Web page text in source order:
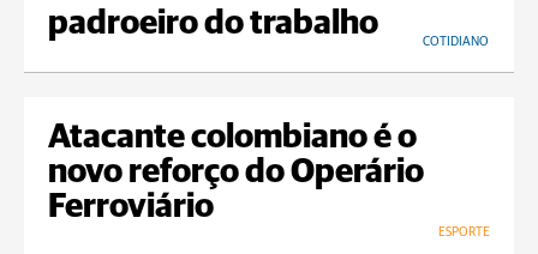
padroeiro do trabalho
COTIDIANO
Atacante colombiano é o
novo reforço do Operário
Ferroviário
ESPORTE